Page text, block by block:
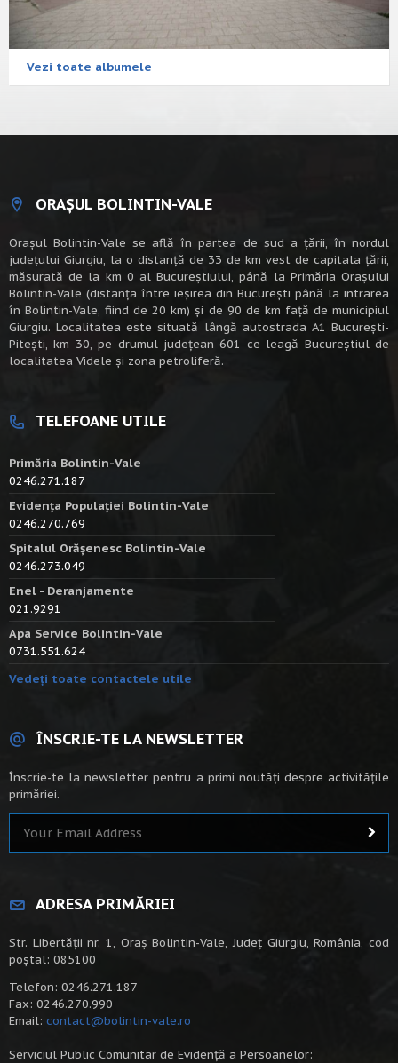
Vezi toate albumele
ORAȘUL BOLINTIN-VALE
Oraşul Bolintin-Vale se află în partea de sud a ţării, în nordul
judeţului Giurgiu, la o distanţă de 33 de km vest de capitala țării,
măsurată de la km 0 al Bucureștiului, până la Primăria Orașului
Bolintin-Vale (distanța între ieșirea din București până la intrarea
în Bolintin-Vale, fiind de 20 km) şi de 90 de km faţă de municipiul
Giurgiu. Localitatea este situată lângă autostrada A1 Bucureşti-
Piteşti, km 30, pe drumul judeţean 601 ce leagă Bucureştiul de
localitatea Videle şi zona petroliferă.
TELEFOANE UTILE
Primăria Bolintin-Vale
0246.271.187
Evidența Populației Bolintin-Vale
0246.270.769
Spitalul Orășenesc Bolintin-Vale
0246.273.049
Enel - Deranjamente
021.9291
Apa Service Bolintin-Vale
0731.551.624
Vedeți toate contactele utile
ÎNSCRIE-TE LA NEWSLETTER
Înscrie-te la newsletter pentru a primi noutăți despre activitățile
primăriei.
ADRESA PRIMĂRIEI
Str. Libertății nr. 1, Oraș Bolintin-Vale, Județ Giurgiu, România, cod
poștal: 085100
Telefon: 0246.271.187
Fax: 0246.270.990
Email: contact@bolintin-vale.ro
Serviciul Public Comunitar de Evidență a Persoanelor: